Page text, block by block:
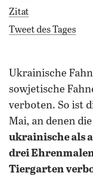
Zitat
Tweet des Tages
ukrainische Fahnen sind erlaubt, russische und
sowjetische
verboten. So ist
Mai, an denen
ukrainische als
drei
Tiergarten